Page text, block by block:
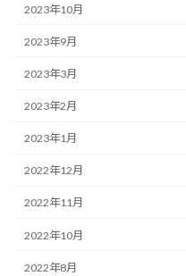
2023年10月
2023年9月
2023年3月
2023年2月
2023年1月
2022年12月
2022年11月
2022年10月
2022年8月